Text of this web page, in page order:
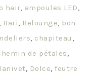
hair, ampoules LED,
, Bari, Belounge, bon
, chapiteau ,
de pétales,
, Dolce,feutre